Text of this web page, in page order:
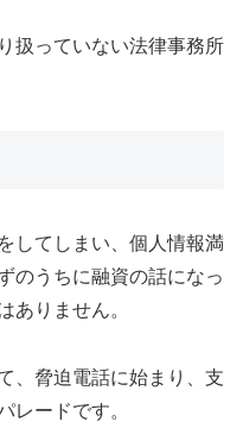
扱っていない法律事務所
してしまい、個人情報満
のうちに融資の話になっ
ありません。
、脅迫電話に始まり、支
レードです。